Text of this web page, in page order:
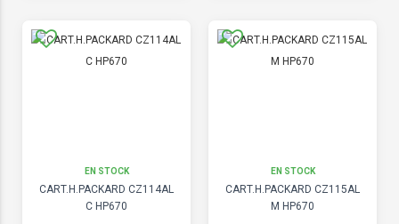
EN STOCK
CART.H.PACKARD CZ114AL
C HP670
EN STOCK
CART.H.PACKARD CZ115AL
M HP670